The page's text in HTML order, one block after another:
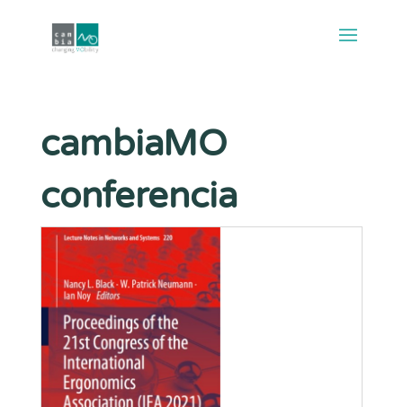
cambiaMO
conferencia